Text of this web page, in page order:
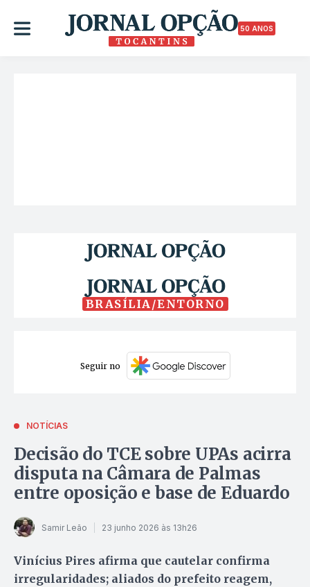
50 ANOS
BRASÍLIA/ENTORNO
Seguir no
NOTÍCIAS
Decisão do TCE sobre UPAs acirra
disputa na Câmara de Palmas
entre oposição e base de Eduardo
Samir Leão 23 junho 2026 às 13h26
Vinícius Pires afirma que cautelar confirma
irregularidades; aliados do prefeito reagem,